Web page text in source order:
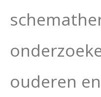
ouderen